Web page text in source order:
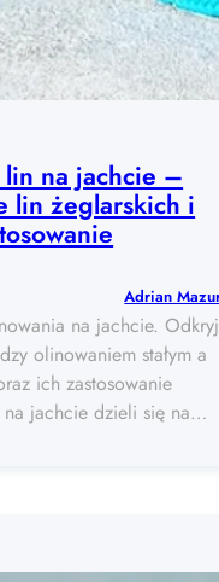
na jachcie –
lin żeglarskich i
Adrian
na jachcie. Odkryj
olinowaniem stałym a
ich zastosowanie
jachcie dzieli się na…